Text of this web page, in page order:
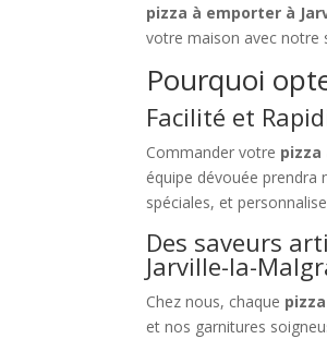
pizza à emporter à
votre maison avec notre
Pourquoi
Facilité et
Commander votre pizza
équipe dévouée prendra
spéciales, et
Des saveurs
Jarville-la-
Chez nous, chaque pizza
et nos garnitures